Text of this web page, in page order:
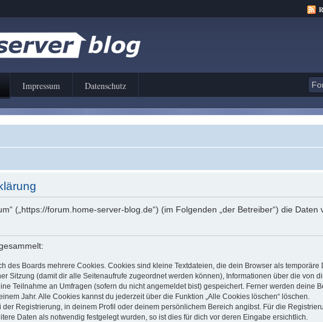
Impressum Datenschutz
(„https://forum.home-server-blog.de“) (im Folgenden „der Betreiber“) die
des Boards mehrere Cookies. Cookies sind kleine Textdateien, die dein Browser als
Sitzung (damit dir alle Seitenaufrufe zugeordnet werden können), Informationen über die von
Teilnahme an Umfragen (sofern du nicht angemeldet bist) gespeichert. Ferner werden deine
Jahr. Alle Cookies kannst du jederzeit über die Funktion „Alle Cookies löschen“ löschen.
Registrierung, in deinem Profil oder deinem persönlichem Bereich angibst. Für die
Daten als notwendig festgelegt wurden, so ist dies für dich vor deren Eingabe ersichtlich.